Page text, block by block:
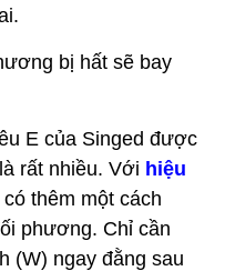
bị hất sẽ bay
E của Singed được
rất nhiều. Với hiệu
thêm một cách
phương. Chỉ cần
(W) ngay đằng sau